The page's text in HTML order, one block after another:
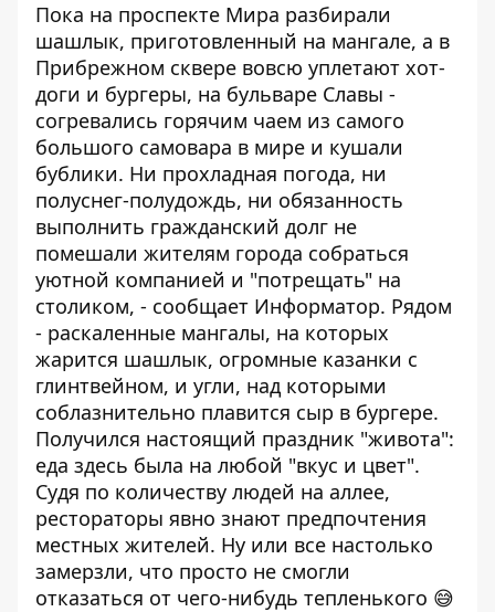
Пока на проспекте Мира разбирали
шашлык, приготовленный на мангале, а в
Прибрежном сквере вовсю уплетают хот-
доги и бургеры, на бульваре Славы -
согревались горячим чаем из самого
большого самовара в мире и кушали
бублики. Ни прохладная погода, ни
полуснег-полудождь, ни обязанность
выполнить гражданский долг не
помешали жителям города собраться
уютной компанией и "потрещать" на
столиком, - сообщает Информатор. Рядом
- раскаленные мангалы, на которых
жарится шашлык, огромные казанки с
глинтвейном, и угли, над которыми
соблазнительно плавится сыр в бургере.
Получился настоящий праздник "живота":
еда здесь была на любой "вкус и цвет".
Судя по количеству людей на аллее,
рестораторы явно знают предпочтения
местных жителей. Ну или все настолько
замерзли, что просто не смогли
отказаться от чего-нибудь тепленького 😅